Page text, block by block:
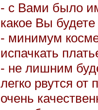
- с Вами было
какое Вы
- минимум
испачкать
- не лишним
легко рвутся от
очень